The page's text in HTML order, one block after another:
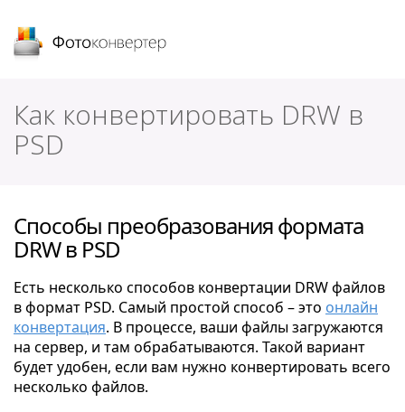
Как конвертировать DRW в
PSD
Способы преобразования формата
DRW в PSD
Есть несколько способов конвертации DRW файлов
в формат PSD. Самый простой способ – это онлайн
конвертация. В процессе, ваши файлы загружаются
на сервер, и там обрабатываются. Такой вариант
будет удобен, если вам нужно конвертировать всего
несколько файлов.